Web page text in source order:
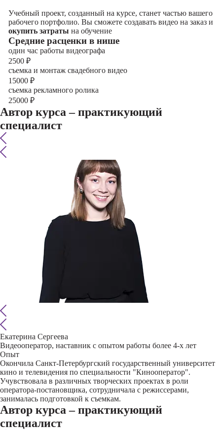
Учебный проект, созданный на курсе, станет частью вашего
рабочего портфолио. Вы сможете создавать видео на заказ и
окупить затраты на обучение
Cредние расценки в нише
один час работы видеографа
2500 ₽
съемка и монтаж свадебного видео
15000 ₽
съемка рекламного ролика
25000 ₽
Автор курса – практикующий
специалист
Екатерина Сергеева
Видеооператор, наставник с опытом работы более 4-х лет
Опыт
Окончила Санкт-Петербургский государственный университет
кино и телевидения по специальности "Кинооператор".
Учувствовала в различных творческих проектах в роли
оператора-постановщика, сотрудничала с режиссерами,
занималась подготовкой к съемкам.
Автор курса – практикующий
специалист